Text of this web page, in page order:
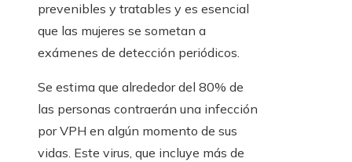
prevenibles y tratables y es esencial
que las mujeres se sometan a
exámenes de detección periódicos.
Se estima que alrededor del 80% de
las personas contraerán una infección
por VPH en algún momento de sus
vidas. Este virus, que incluye más de